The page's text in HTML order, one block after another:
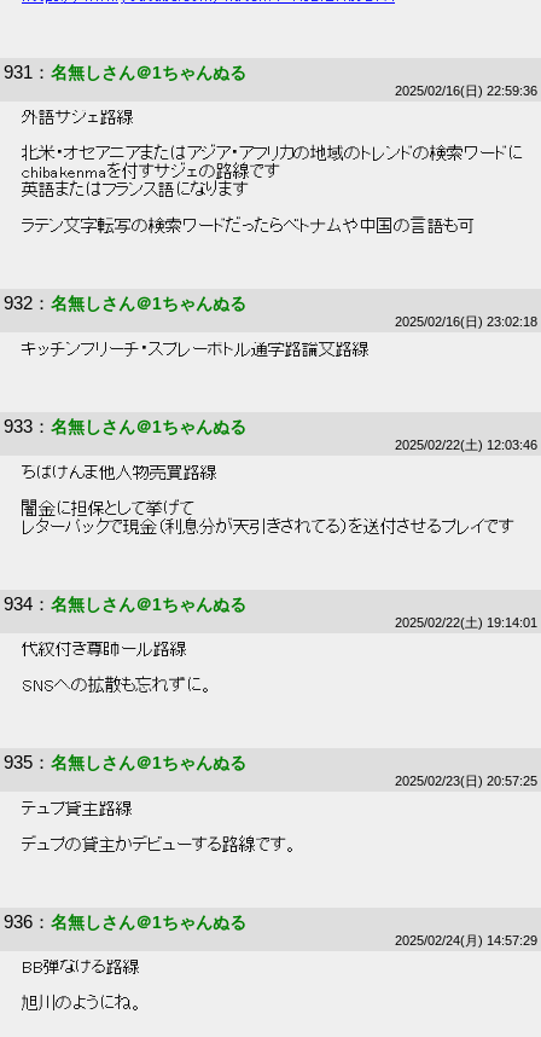
931 ： 名無しさん＠1ちゃんぬる
2025/02/16(日) 22:59:36
外語サジェ路線
北米・オセアニアまたはアジア・アフリカの地域のトレンドの検索ワードに
chibakenmaを付すサジェの路線です
英語またはフランス語になります
ラテン文字転写の検索ワードだったらベトナムや中国の言語も可
932 ： 名無しさん＠1ちゃんぬる
2025/02/16(日) 23:02:18
キッチンブリーチ・スプレーボトル通学路論文路線
933 ： 名無しさん＠1ちゃんぬる
2025/02/22(土) 12:03:46
ちばけんま他人物売買路線
闇金に担保として挙げて
レターパックで現金（利息分が天引きされてる）を送付させるプレイです
934 ： 名無しさん＠1ちゃんぬる
2025/02/22(土) 19:14:01
代紋付き尊師ール路線
SNSへの拡散も忘れずに。
935 ： 名無しさん＠1ちゃんぬる
2025/02/23(日) 20:57:25
デュプ貸主路線
デュプの貸主かデビューする路線です。
936 ： 名無しさん＠1ちゃんぬる
2025/02/24(月) 14:57:29
BB弾なげる路線
旭川のようにね。